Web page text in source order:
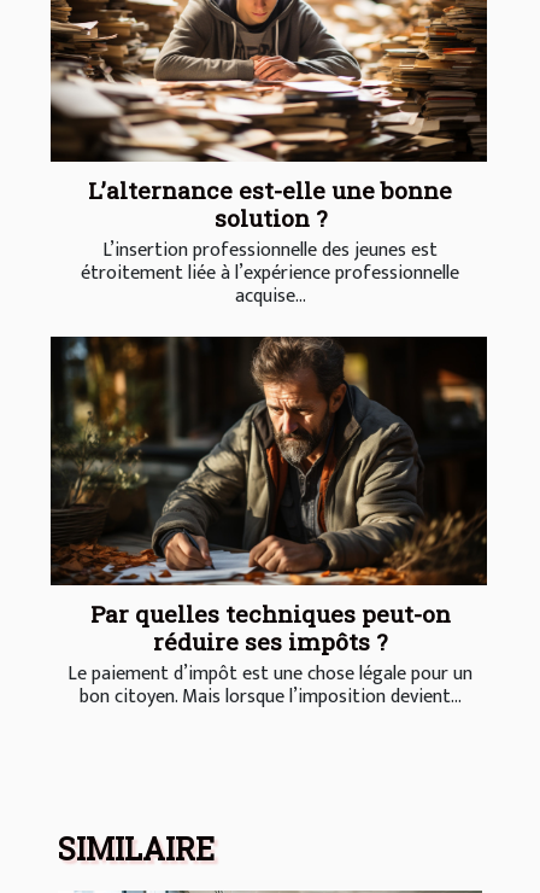
L’alternance est-elle une bonne
solution ?
L’insertion professionnelle des jeunes est
étroitement liée à l’expérience professionnelle
acquise...
Par quelles techniques peut-on
réduire ses impôts ?
Le paiement d’impôt est une chose légale pour un
bon citoyen. Mais lorsque l’imposition devient...
SIMILAIRE